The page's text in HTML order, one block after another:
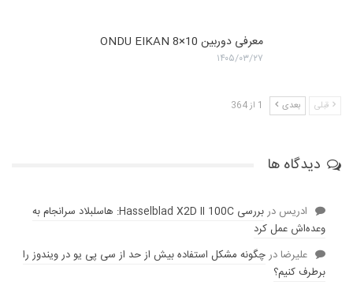
معرفی دوربین ONDU EIKAN 8×10
۱۴۰۵/۰۳/۲۷
قبلی بعدی 1 از 364
دیدگاه ها
ادریس در
بررسی Hasselblad X2D II 100C: هاسلبلاد سرانجام به
وعده‌‌اش عمل کرد
عليرضادرچگونه مشکل استفاده بیش از حد از سی پی یو در ویندوز را
برطرف کنیم؟